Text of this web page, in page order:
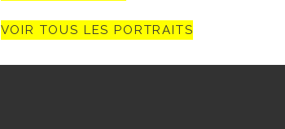
VOIR TOUS LES PORTRAITS